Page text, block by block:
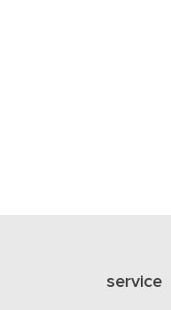
service